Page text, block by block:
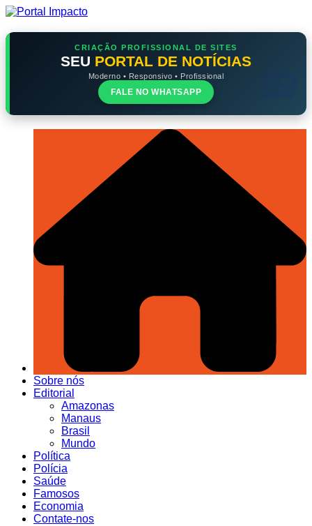
Ir
o
CRIAÇÃO PROFISSIONAL DE SITES
SEU PORTAL DE NOTÍCIAS
Moderno • Responsivo • Profissional
FALE NO WHATSAPP
Sobre nós
Editorial
Amazonas
Manaus
Brasil
Mundo
Política
Polícia
Saúde
Famosos
Economia
Contate-nos